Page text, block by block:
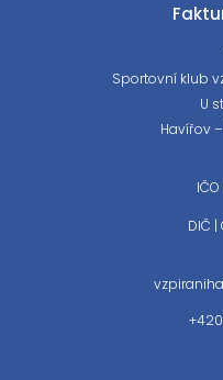
Sportovní klub
U
Havířov
DIČ |